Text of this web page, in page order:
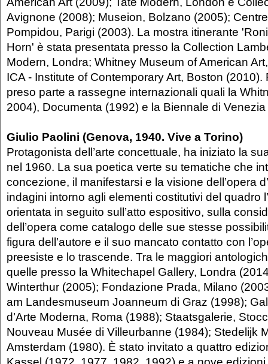
Avignone (2008); Museion, Bolzano (2005);
Pompidou, Parigi (2003). La mostra itinerante
Horn' è stata presentata presso la Collection
Modern, Londra; Whitney Museum of American
ICA - Institute of Contemporary Art, Boston (2010).
preso parte a rassegne internazionali quali la
2004), Documenta (1992) e la Biennale di
Giulio Paolini (Genova, 1940. Vive a Torino)
Protagonista dell’arte concettuale, ha iniziato la
nel 1960. La sua poetica verte su tematiche che
concezione, il manifestarsi e la visione dell’opera
indagini intorno agli elementi costitutivi del quadro
orientata in seguito sull’atto espositivo, sulla
dell’opera come catalogo delle sue stesse
figura dell’autore e il suo mancato contatto con
preesiste e lo trascende. Tra le maggiori
quelle presso la Whitechapel Gallery, Londra
Winterthur (2005); Fondazione Prada, Milano
am Landesmuseum Joanneum di Graz (1998);
d’Arte Moderna, Roma (1988); Staatsgalerie,
Nouveau Musée di Villeurbanne (1984); Stedelijk
Amsterdam (1980). È stato invitato a quattro